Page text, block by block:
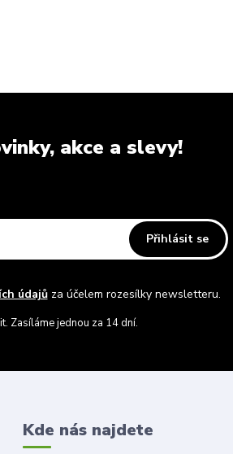
akce a slevy!
Přihlásit se
údajůza účelem rozesílky newsletteru.
Zasíláme jednou za 14 dní.
Kde nás najdete